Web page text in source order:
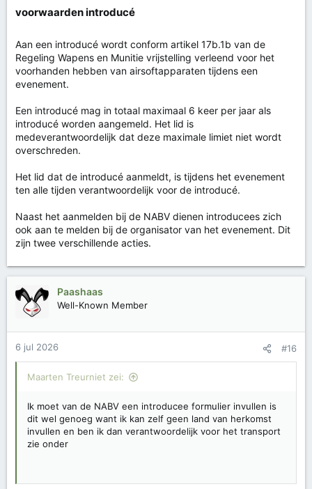
voorwaarden introducé​
Aan een introducé wordt conform artikel 17b.1b van de
Regeling Wapens en Munitie vrijstelling verleend voor het
voorhanden hebben van airsoftapparaten tijdens een
evenement.
Een introducé mag in totaal maximaal 6 keer per jaar als
introducé worden aangemeld. Het lid is
medeverantwoordelijk dat deze maximale limiet niet wordt
overschreden.
Het lid dat de introducé aanmeldt, is tijdens het evenement
ten alle tijden verantwoordelijk voor de introducé.
Naast het aanmelden bij de NABV dienen introducees zich
ook aan te melden bij de organisator van het evenement. Dit
zijn twee verschillende acties.
Paashaas
Well-Known Member
6 jul 2026 #16
Maarten Treurniet zei:
Ik moet van de NABV een introducee formulier invullen is
dit wel genoeg want ik kan zelf geen land van herkomst
invullen en ben ik dan verantwoordelijk voor het transport
zie onder